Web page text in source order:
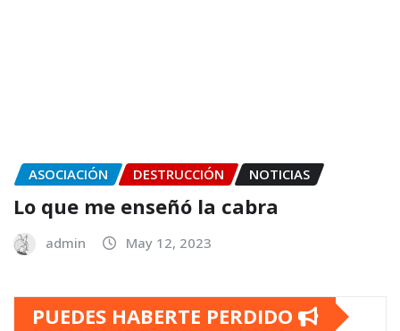
ASOCIACIÓN DESTRUCCIÓN NOTICIAS
Lo que me enseñó la cabra
admin May 12, 2023
PUEDES HABERTE PERDIDO